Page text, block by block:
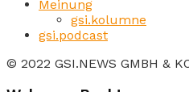
Meinung
gsi.kolumne
gsi.podcast
© 2022 GSI.NEWS GMBH &